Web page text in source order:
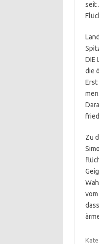
seit
DIE
die
Erst
Zu